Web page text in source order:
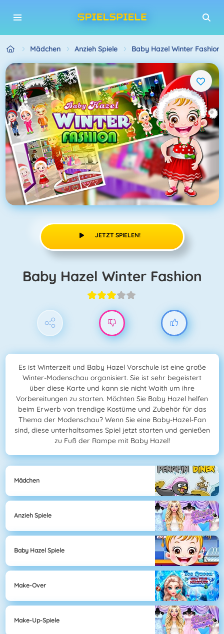
Mädchen Anzieh Spiele Baby Hazel Winter Fashion
JETZT SPIELEN!
Baby Hazel Winter Fashion
Es ist Winterzeit und Baby Hazel Vorschule ist eine große
Winter-Modenschau organisiert. Sie ist sehr begeistert
über diese Karte und kann sie nicht Waith um ihre
Vorbereitungen zu starten. Möchten Sie Baby Hazel helfen
beim Erwerb von trendige Kostüme und Zubehör für das
Thema der Modenschau? Wenn Sie eine Baby-Hazel-Fan
sind, diese unterhaltsames Spiel jetzt starten und genießen
zu Fuß der Rampe mit Baby Hazel!
Mädchen
Anzieh Spiele
Baby Hazel Spiele
Make-Over
Make-Up-Spiele